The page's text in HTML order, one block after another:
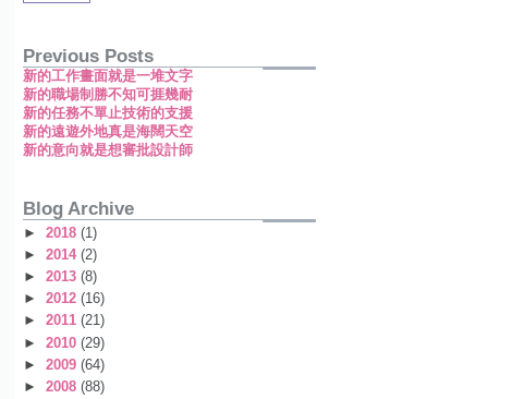
Previous Posts
新的工作畫面就是一堆文字
新的職場制勝不知可捱幾耐
新的任務不單止技術的支援
新的遠遊外地真是海闊天空
新的意向就是想審批設計師
Blog Archive
►2018(1)
►2014(2)
►2013(8)
►2012(16)
►2011(21)
►2010(29)
►2009(64)
►2008(88)